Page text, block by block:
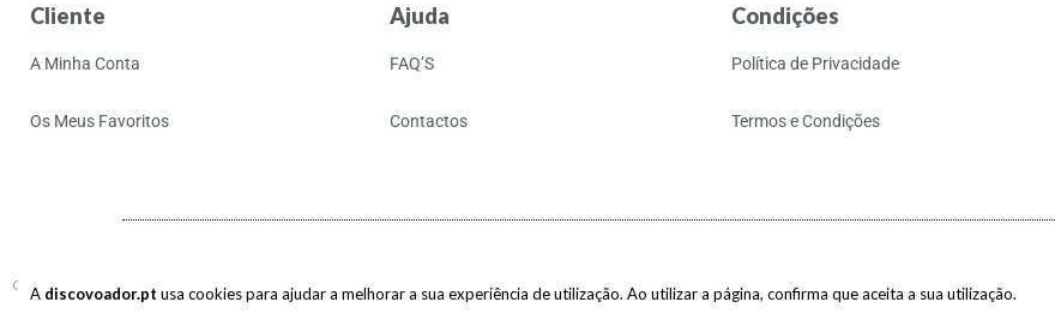
A discovoador.pt usa cookies para ajudar a melhorar a sua experiência de utilização. Ao utilizar a página, confirma que aceita a sua utilização.
Cliente
A Minha Conta
Os Meus Favoritos
Ajuda
FAQ’S
Contactos
Condições
Política de Privacidade
Termos e Condições
Copyright © 2017-2026 discovoador. Todos os direitos reservados.